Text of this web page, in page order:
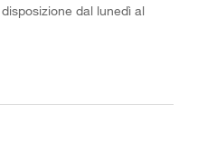
dal lunedì al